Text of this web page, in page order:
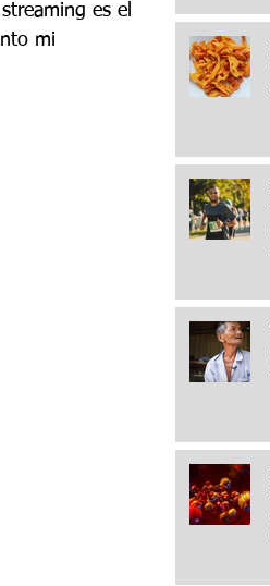
es el
mi